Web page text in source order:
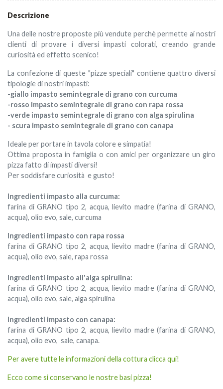
Descrizione
Una delle nostre proposte più vendute perchè permette ai nostri
clienti di provare i diversi impasti colorati, creando grande
curiosità ed effetto scenico!
La confezione di queste "pizze speciali" contiene quattro diversi
tipologie di nostri impasti:
-giallo impasto semintegrale di grano con curcuma
-rosso impasto semintegrale di grano con rapa rossa
-verde impasto semintegrale di grano con alga spirulina
- scura impasto semintegrale di grano con canapa
Ideale per portare in tavola colore e simpatia!
Ottima proposta in famiglia o con amici per organizzare un giro
pizza fatto di impasti diversi!
Per soddisfare curiosità e gusto!
Ingredienti impasto alla curcuma:
farina di GRANO tipo 2, acqua, lievito madre (farina di GRANO,
acqua), olio evo, sale, curcuma
Ingredienti impasto con rapa rossa
farina di GRANO tipo 2, acqua, lievito madre (farina di GRANO,
acqua), olio evo, sale, rapa rossa
Ingredienti impasto all'alga spirulina:
farina di GRANO tipo 2, acqua, lievito madre (farina di GRANO,
acqua), olio evo, sale, alga spirulina
Ingredienti impasto con canapa:
farina di GRANO tipo 2, acqua, lievito madre (farina di GRANO,
acqua), olio evo, sale, canapa.
Per avere tutte le informazioni della cottura clicca qui!
Ecco come si conservano le nostre basi pizza!